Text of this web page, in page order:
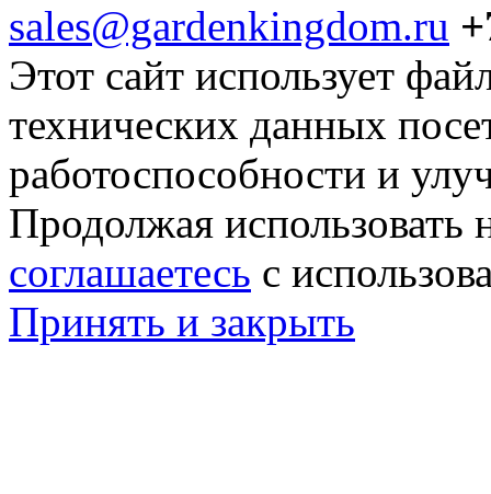
sales@gardenkingdom.ru
Этот сайт использует
технических данных
работоспособности и
Продолжая использовать
соглашаетесь с
Принять и закрыть